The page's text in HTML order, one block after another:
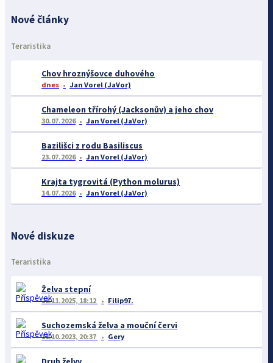
Nové články
Teraristika
Chov hroznýšovce duhového
dnes Jan Vorel (JaVor)
Chameleon třírohý (Jacksonův) a jeho chov
30.07.2026 Jan Vorel (JaVor)
Bazilišci z rodu Basiliscus
23.07.2026 Jan Vorel (JaVor)
Krajta tygrovitá (Python molurus)
14.07.2026 Jan Vorel (JaVor)
Nové diskuze
Teraristika
Želva stepní
22.11.2025, 18:12 Filip97.
Suchozemská želva a mouční červi
11.10.2023, 20:37 Gery